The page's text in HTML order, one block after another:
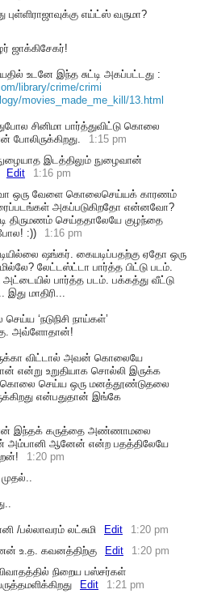
புள்ளிராஜாவுக்கு எய்ட்ஸ் வருமா?
ஜாக்கிசேகர்!
உடனே இந்த சுட்டி அகப்பட்டது :
/library/crime/crimi
movies_made_me_kill/13.html
சினிமா பார்த்துவிட்டு கொலை
1:15 pm
இடத்திலும் நுழைவான்
Edit
1:16 pm
ஒரு வேளை கொலைசெய்யக் காரணம்
அகப்படுகிறதோ என்னவோ?
திருமணம் செய்ததாலேயே குழந்தை
:))
1:16 pm
ஷங்கர். கையடிப்பதற்கு ஏதோ ஒரு
லேட்டஸ்ட்டா பார்த்த பிட்டு படம்.
அட்டையில் பார்த்த படம். பக்கத்து வீட்டு
மாதிரி...
‘நடுநிசி நாய்கள்’
அவ்ளோதான்!
விட்டால் அவன் கொலையே
என்று உறுதியாக சொல்லி இருக்க
கொலை செய்ய ஒரு மனத்தூண்டுதலை
என்பதுதான் இங்கே
இந்தக் கருத்தை அண்ணாமலை
அம்பானி ஆனேன் என்ற பதத்திலேயே
1:20 pm
/பல்லாவரம் லட்சுமி Edit
1:20 pm
உ.த. கவனத்திற்கு Edit
1:20 pm
நிறைய பஸ்சர்கள்
Edit
1:21 pm